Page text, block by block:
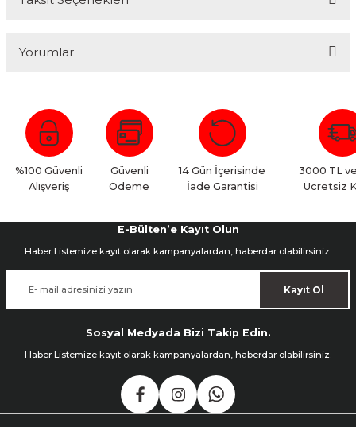
Yorumlar
Bu ürüne ilk yorumu siz yapın!
Yorum Yaz
%100 Güvenli
Alışveriş
Güvenli
Ödeme
14 Gün İçerisinde
İade Garantisi
3000 TL
Ücretsiz
E-Bülten’e Kayıt Olun
Haber Listemize kayıt olarak kampanyalardan, haberdar olabilirsiniz.
Kayıt Ol
Sosyal Medyada Bizi Takip Edin.
Haber Listemize kayıt olarak kampanyalardan, haberdar olabilirsiniz.